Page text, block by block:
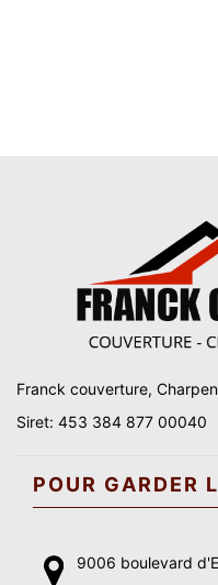
Franck couverture,
Siret: 453 384 877 00040
POUR GARDER
9006 boulevard